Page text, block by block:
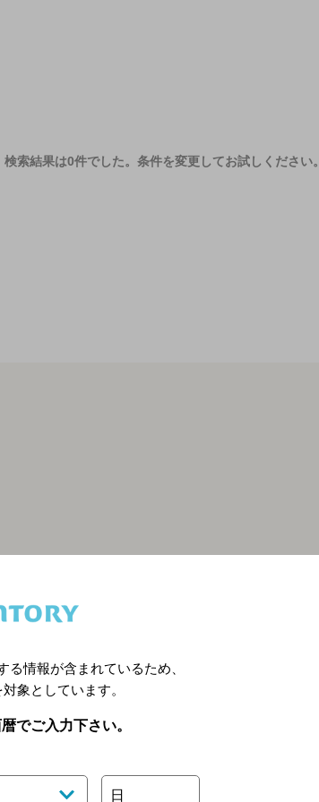
検索結果は0件でした。 条件を変更してお試しください。
ージ
る情報が含まれているため、
象としています。
でご入力下さい。
日